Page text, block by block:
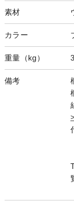
素材
カラー
重量（kg）
備考